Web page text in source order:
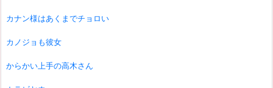
カナン様はあくまでチョロい
カノジョも彼女
からかい上手の高木さん